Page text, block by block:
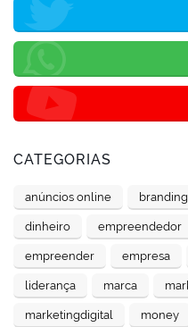
CATEGORIAS
anúncios online branding
dinheiro empreendedor
empreender empresa
liderança marca
marketingdigital money